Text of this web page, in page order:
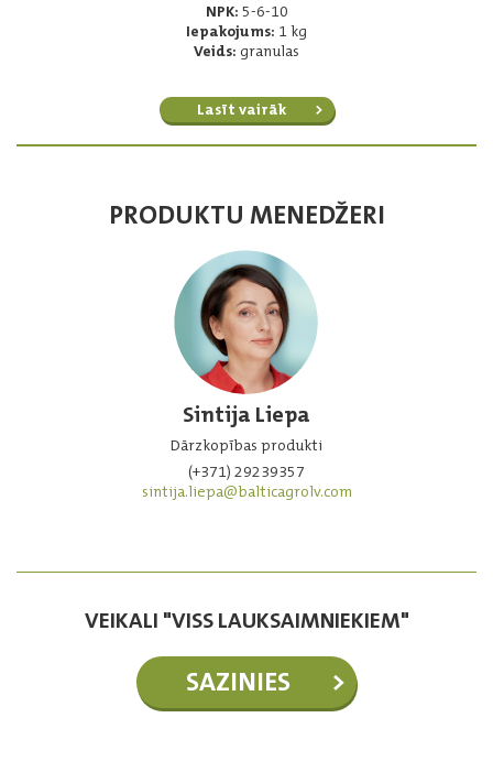
NPK: 5-6-10
Iepakojums: 1 kg
Veids: granulas
Lasīt vairāk
PRODUKTU MENEDŽERI
Sintija Liepa
Dārzkopības produkti
(+371) 29239357
sintija.liepa@balticagrolv.com
VEIKALI "VISS LAUKSAIMNIEKIEM"
SAZINIES